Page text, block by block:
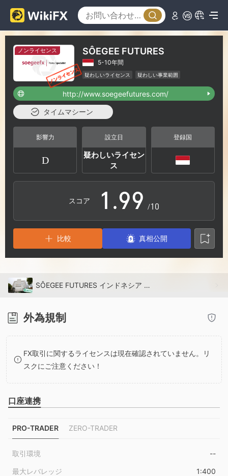
ノンライセンス SÔEGEE FUTURES
5-10年間
疑わしいライセンス
疑わしい事業範囲
インドネシアFX取引ライセンス (EP)取消済み
ハイリスクレベル
http://www.soegeefutures.com/
タイムマシーン
影響力
D
設立日
疑わしいライセン
ス
登録国
スコア
0
1
2
3
4
6
7
8
9
.
3
4
5
7
8
9
3
4
5
7
8
9 /10
比較 真相公開
SÔEGEE FUTURES インドネシア 認証済み: 事業所確認済み
外為規制
FX取引に関するライセンスは現在確認されていません。リ
スクにご注意ください！
口座連携
PRO-TRADER ZERO-TRADER
取引環境 --
最大レバレッジ 1:400